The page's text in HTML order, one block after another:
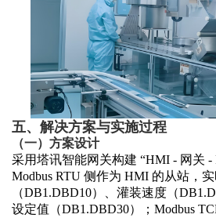
五、解决方案与实施过程
（一）方案设计
采用塔讯智能网关构建 “HMI - 网关 -
Modbus RTU 侧作为 HMI 的从站，
（DB1.DBD10）、灌装速度（
设定值（DB1.DBD30）；Modbus